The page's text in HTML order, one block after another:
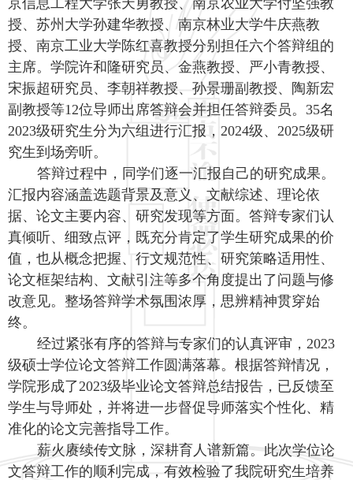
授、苏州大学孙建华教授、南京林业大学牛庆燕教
授、南京工业大学陈红喜教授分别担任六个答辩组的
主席。学院许和隆研究员、金燕教授、严小青教授、
宋振超研究员、李朝祥教授、孙景珊副教授、陶新宏
副教授等12位导师出席答辩会并担任答辩委员。35名
2023级研究生分为六组进行汇报，2024级、2025级研
究生到场旁听。
答辩过程中，同学们逐一汇报自己的研究成果。
汇报内容涵盖选题背景及意义、文献综述、理论依
据、论文主要内容、研究发现等方面。答辩专家们认
真倾听、细致点评，既充分肯定了学生研究成果的价
值，也从概念把握、行文规范性、研究策略适用性、
论文框架结构、文献引注等多个角度提出了问题与修
改意见。整场答辩学术氛围浓厚，思辨精神贯穿始
终。
经过紧张有序的答辩与专家们的认真评审， 2023
级硕士学位论文答辩工作圆满落幕。根据答辩情况，
学院形成了2023级毕业论文答辩总结报告，已反馈至
学生与导师处，并将进一步督促导师落实个性化、精
准化的论文完善指导工作。
薪火赓续传文脉，深耕育人谱新篇。此次学位论
文答辩工作的顺利完成，有效检验了我院研究生培养